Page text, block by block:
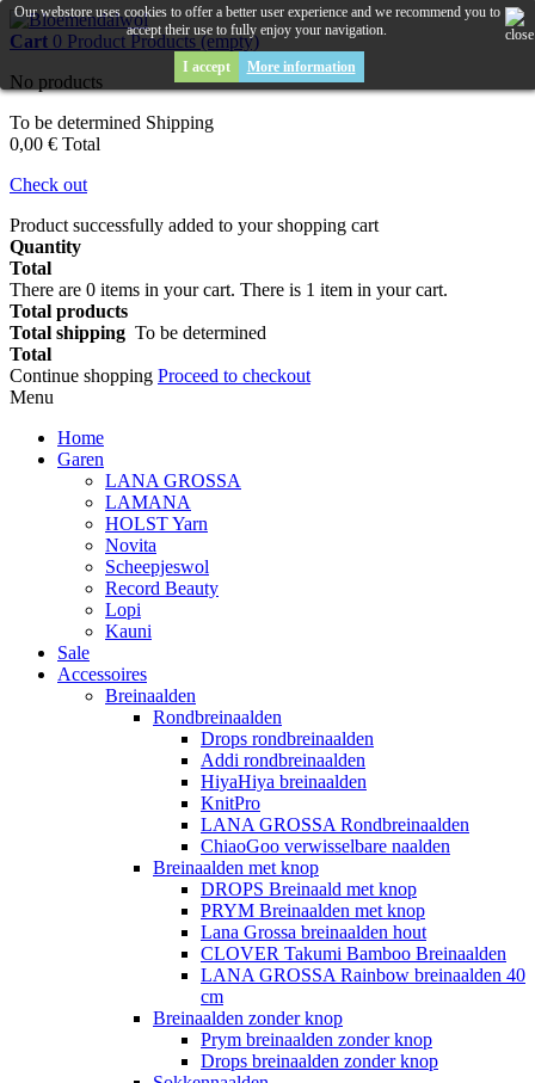
Cart 0 Product Products (empty)
No products
To be determined Shipping
0,00 € Total
Check out
Product successfully added to your shopping cart
Quantity
Total
There are 0 items in your cart. There is 1 item in your cart.
Total products
Total shipping To be determined
Total
Continue shopping Proceed to checkout
Menu
Home
Garen
LANA GROSSA
LAMANA
HOLST Yarn
Novita
Scheepjeswol
Record Beauty
Lopi
Kauni
Sale
Accessoires
Breinaalden
Rondbreinaalden
Drops rondbreinaalden
Addi rondbreinaalden
HiyaHiya breinaalden
KnitPro
LANA GROSSA Rondbreinaalden
ChiaoGoo verwisselbare naalden
Breinaalden met knop
DROPS Breinaald met knop
PRYM Breinaalden met knop
Lana Grossa breinaalden hout
CLOVER Takumi Bamboo Breinaalden
LANA GROSSA Rainbow breinaalden 40
cm
Breinaalden zonder knop
Prym breinaalden zonder knop
Drops breinaalden zonder knop
Our webstore uses cookies to offer a better user experience and we recommend you to
accept their use to fully enjoy your navigation.
I accept More information